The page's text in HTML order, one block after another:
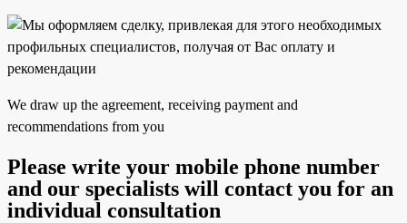
We draw up the agreement, receiving payment and
recommendations from you
Please write your mobile phone number
and our specialists will contact you for an
individual consultation